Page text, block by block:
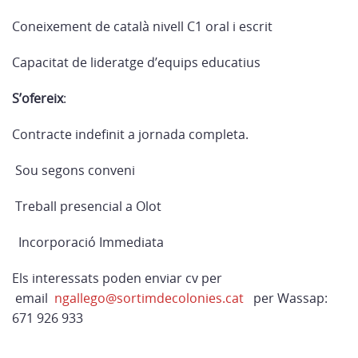
Coneixement de català nivell C1 oral i escrit
Capacitat de lideratge d’equips educatius
S’ofereix:
Contracte indefinit a jornada completa.
Sou segons conveni
Treball presencial a Olot
Incorporació Immediata
Els interessats poden enviar cv per
email ngallego@sortimdecolonies.cat per Wassap:
671 926 933